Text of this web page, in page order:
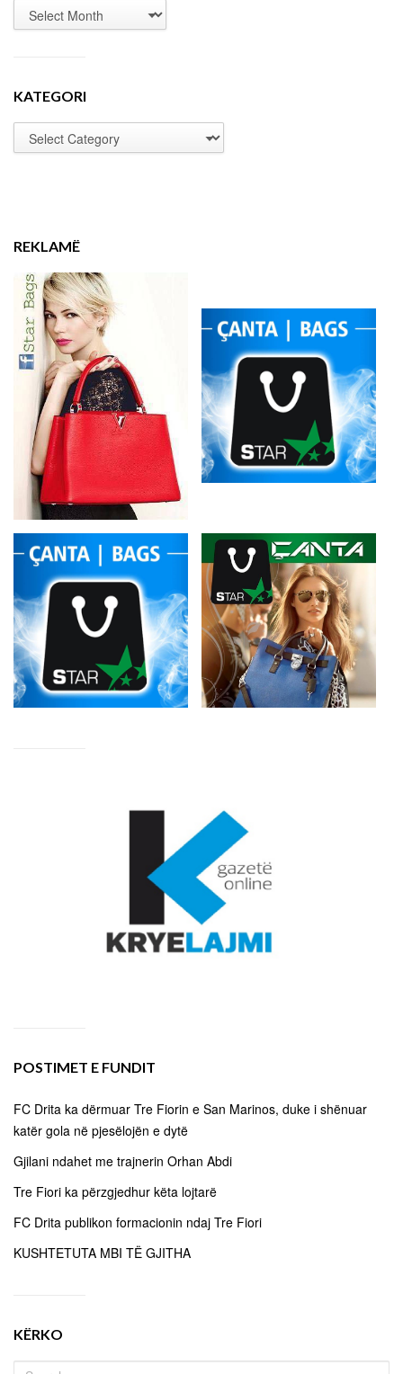
KATEGORI
REKLAMË
POSTIMET E FUNDIT
FC Drita ka dërmuar Tre Fiorin e San Marinos, duke i shënuar
katër gola në pjesëlojën e dytë
Gjilani ndahet me trajnerin Orhan Abdi
Tre Fiori ka përzgjedhur këta lojtarë
FC Drita publikon formacionin ndaj Tre Fiori
KUSHTETUTA MBI TË GJITHA
KËRKO